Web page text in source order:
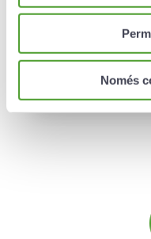
Només
ahorrar para el
sobrinos de
Más información ›